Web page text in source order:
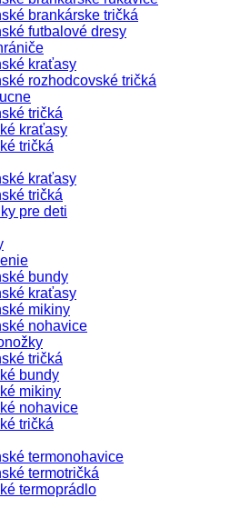
brankárske tričká
futbalové dresy
kraťasy
rozhodcovské tričká
tričká
kraťasy
tričká
kraťasy
tričká
pre deti
bundy
kraťasy
mikiny
nohavice
tričká
bundy
mikiny
nohavice
tričká
termonohavice
termotričká
termoprádlo